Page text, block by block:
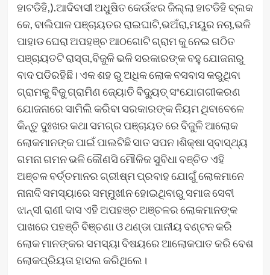
ହାଟଡିହି,).ଆଦିବାସୀ ଅଧୁଷିତ କେଉଁଝର ଜିଲ୍ଲା ହାଟଡିହି ବ୍ଲକ
କେ, ବାଲିପାଳ ପଞ୍ଚାୟତର ରାଇଘାଟି,ଭଅଁରା,ମୟୁର ନଚା,ଭଳି
ପାହାଡ ଘେରା ଅପହଞ୍ଚ ଆଠଗୋଟି ଗ୍ରାମ କୁ ନେଇ ଗଠିତ
ପଞ୍ଚାୟତଟି ରାସ୍ତା,ବିଜୁଳି ଭଳି ସରକାରଙ୍କ ବହୁ ଯୋଜନାରୁ
ବାଦ ପଡିରହିଛି। ଏକ ଶହ ରୁ ଅଧିକ ଲୋକ ବସବାସ କରୁଥିବା
ଗ୍ରାମକୁ ବିଜୁ ଗ୍ରାମିଣ ଜ୍ୟୋତି ବିଦ୍ୟୁତ୍ ସଂଯୋଗଗୀକରଣ
ଯୋଜନାରେ ସାମିଲି କରିବା ସରକାରଙ୍କ ନିୟମ ଥିବାବେଳେ
କିନ୍ତୁ ଦୁଃଖର କଥା ସମଗ୍ର ପଞ୍ଚାୟତ ରେ ବିଜୁଳି ଆଲୋକ
ଲୋକମାନଙ୍କ ପାଇଁ ପାଲଟିଛି ସାତ ସପନ।ଶିକ୍ଷା ସ୍ବାସ୍ଥ୍ୟ
ଗମନା ଗମନ ଭଳି କୌଣସି ମୌଳିକ ସୁବିଧା ବଞ୍ଚିତ ଏହି
ଅଞ୍ଚଳ ବର୍ତ୍ତମାନର ଗ୍ରୀଷ୍ମ ପ୍ରବାହ ଯୋଗୁଁ ଲୋକମାନେ
ନାନାଦି ସମସ୍ୟାରେ ସମ୍ମୁଖୀନ ହୋଇଥିବାରୁ ସମାଜ ସେବୀ
ଝାନ୍ସୀ ରାଣୀ ଦାସ ଏହି ଅପହଞ୍ଚ ଅଞ୍ଚଳର ଲୋକମାନଙ୍କ
ପାଖରେ ପହଞ୍ଚି ବିଞ୍ଚଣା ଓ ଥଣ୍ଡା ପାନୀୟ ବଣ୍ଟନ କରି
ଲୋକ ମାନଙ୍କର ସମସ୍ୟା ବିଷୟରେ ଆଲୋକପାତ କରି ବେଶ
ଲୋକପ୍ରିୟତା ହାସଲ କରିଥିଲେ।